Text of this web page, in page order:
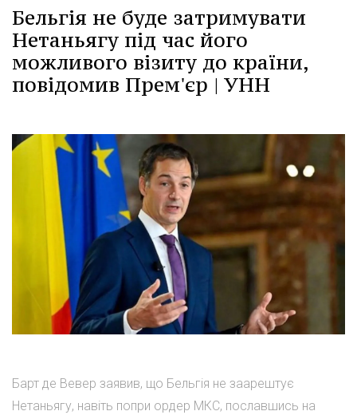
Бельгія не буде затримувати
Нетаньягу під час його
можливого візиту до країни,
повідомив Прем'єр | УНН
Барт де Вевер заявив, що Бельгія не заарештує
Нетаньягу, навіть попри ордер МКС, пославшись на